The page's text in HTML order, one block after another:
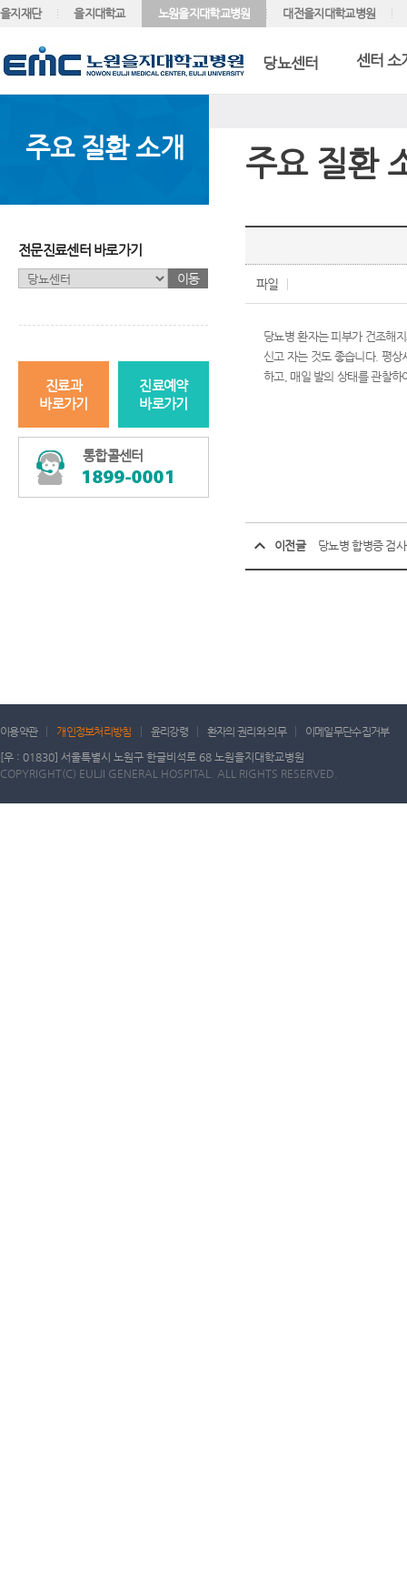
을지재단 을지대학교 노원을지대학교병원 대전을지대학교병원
당뇨센터 센터 소
주요 질환 소개
전문진료센터 바로가기
이동
진료과
바로가기
진료예약
바로가기
통합콜센터
주요 질환
파일
당뇨병 환자는 피부가 건조해
신고 자는 것도 좋습니다. 평상
하고, 매일 발의 상태를 관찰하
이전글 당뇨병 합병증 검
이용약관 개인정보처리방침 윤리강령 환자의 권리와 의무
이메일무단수집거부
[우 : 01830] 서울특별시 노원구 한글비석로 68 노원을지대학교병원
COPYRIGHT(C) EULJI GENERAL HOSPITAL. ALL RIGHTS RESERVED.